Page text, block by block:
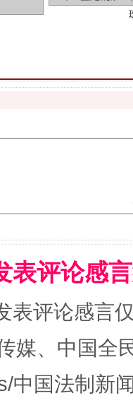
房 除
表评论感
表评论感言
媒、中国全
中国法制新